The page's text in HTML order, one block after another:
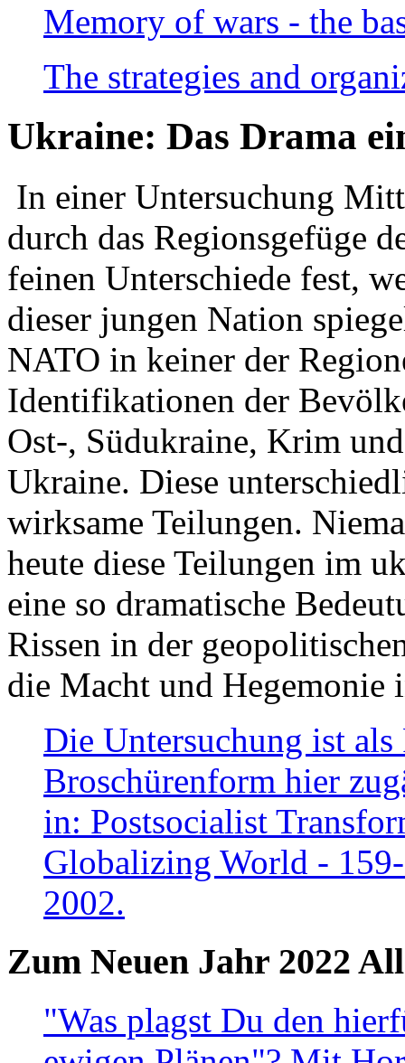
Memory of wars - the
The strategies and
Ukraine: Das Drama
In einer Untersuchung
durch das Regionsgefüge
feinen Unterschiede fest,
dieser jungen Nation
NATO in keiner der
Identifikationen der
Ost-, Südukraine, Krim
Ukraine. Diese
wirksame Teilungen.
heute diese Teilungen im
eine so dramatische
Rissen in der
die Macht und Hegemonie
Die Untersuchung ist
Broschürenform hier
in: Postsocialist
Globalizing World -
2002.
Zum Neuen Jahr 2022
"Was plagst Du den